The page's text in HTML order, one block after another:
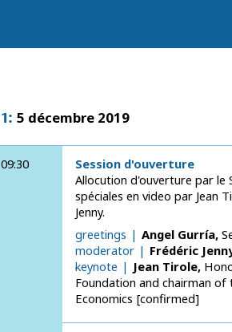
1: 5 décembre 2019
09:30
Session d'ouverture
Allocution d'ouverture par le
spéciales en video par Jean
Jenny.
01greetings
Angel Gurría
02moderator
Frédéric
04keynote
Jean Tirole
Foundation and chairman
Economics confirmed